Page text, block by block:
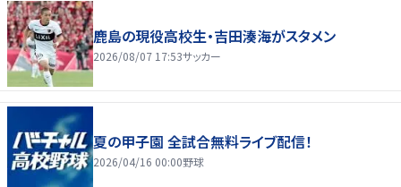
鹿島の現役高校生・吉田湊海がスタメン
2026/08/07 17:53サッカー
夏の甲子園 全試合無料ライブ配信！
2026/04/16 00:00野球